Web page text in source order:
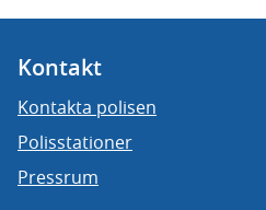
Kontakt
Kontakta polisen
Polisstationer
Pressrum